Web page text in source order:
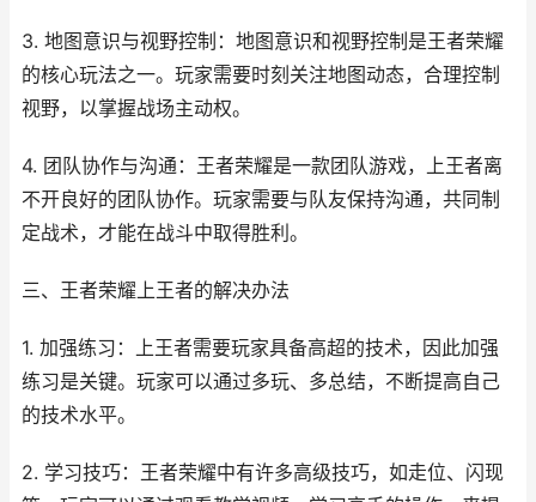
3. 地图意识与视野控制：地图意识和视野控制是王者荣耀
的核心玩法之一。玩家需要时刻关注地图动态，合理控制
视野，以掌握战场主动权。
4. 团队协作与沟通：王者荣耀是一款团队游戏，上王者离
不开良好的团队协作。玩家需要与队友保持沟通，共同制
定战术，才能在战斗中取得胜利。
三、王者荣耀上王者的解决办法
1. 加强练习：上王者需要玩家具备高超的技术，因此加强
练习是关键。玩家可以通过多玩、多总结，不断提高自己
的技术水平。
2. 学习技巧：王者荣耀中有许多高级技巧，如走位、闪现